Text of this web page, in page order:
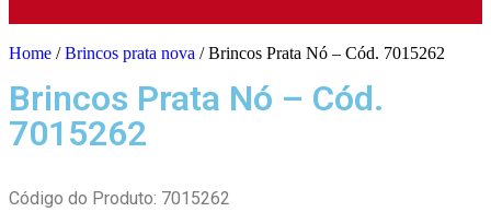
Home /Brincos prata nova / Brincos Prata Nó – Cód. 7015262
Brincos Prata Nó – Cód.
7015262
Código do Produto: 7015262